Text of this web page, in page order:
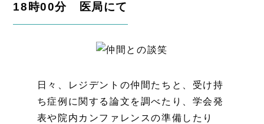
18時00分 医局にて
日々、レジデントの仲間たちと、受け持
ち症例に関する論文を調べたり、学会発
表や院内カンファレンスの準備したり